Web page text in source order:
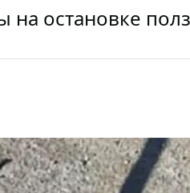
остановке